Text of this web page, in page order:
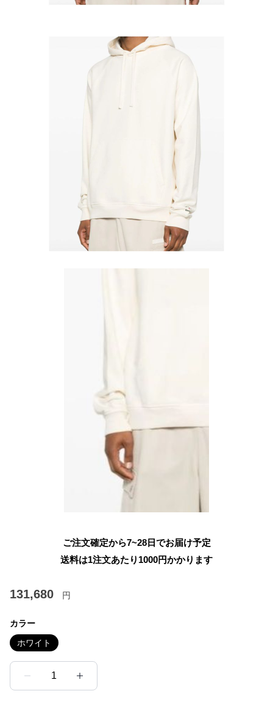
ご注文確定から7~28日でお届け予定
送料は1注文あたり 1000円かかります
131,680 円
カラー
ホワイト
1